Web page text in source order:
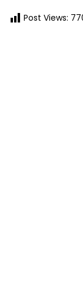
Post Views: